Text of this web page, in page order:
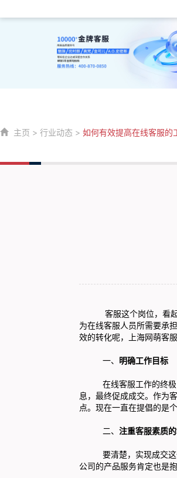
主页 > 行业动态 > 如何有效提高在线客服的
客服这个岗位，看起来
为在线客服人员所需要承
效的转化呢，上海网萌客
一、 明确工作目标
在线客服工作的终极目
息，最终促成成交。作为
点。现在一直在提倡的是
二、 注重客服素质
要清楚，实现成交这一
公司的产品服务肯定也是